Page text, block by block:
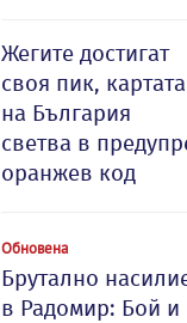
Жегите достигат
своя пик, картата
на България
светва в
оранжев код
Обновена
Брутално
в Радомир: Бой и